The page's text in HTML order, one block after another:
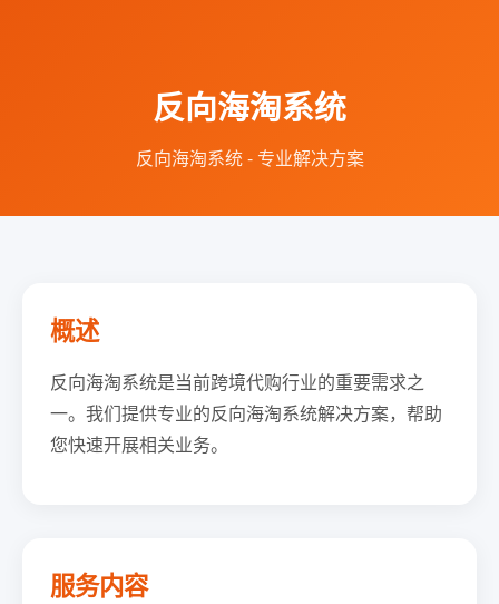
反向海淘系统
反向海淘系统 - 专业解决方案
概述
反向海淘系统是当前跨境代购行业的重要需求之
一。我们提供专业的反向海淘系统解决方案，帮助
您快速开展相关业务。
服务内容